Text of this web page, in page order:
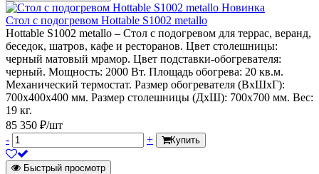
Новинка
Стол с подогревом Hottable S1002 metallo
Hottable S1002 metallo – Стол с подогревом для террас, веранд,
беседок, шатров, кафе и ресторанов. Цвет столешницы:
черный матовый мрамор. Цвет подставки-обогревателя:
черный. Мощность: 2000 Вт. Площадь обогрева: 20 кв.м.
Механический термостат. Размер обогревателя (ВxШхГ):
700x400х400 мм. Размер столешницы (ДxШ): 700x700 мм. Вес:
19 кг.
85 350 ₽/шт
-
+ Купить
Быстрый просмотр